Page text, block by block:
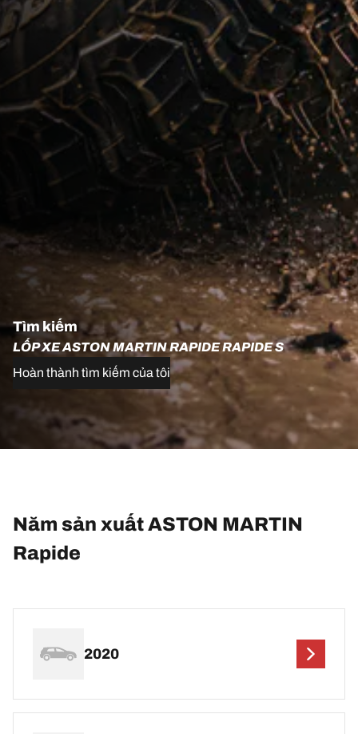
Tìm kiếm
LỐP XE ASTON MARTIN RAPIDE RAPIDE S
Hoàn thành tìm kiếm của tôi
Năm sản xuất ASTON MARTIN
Rapide
2020